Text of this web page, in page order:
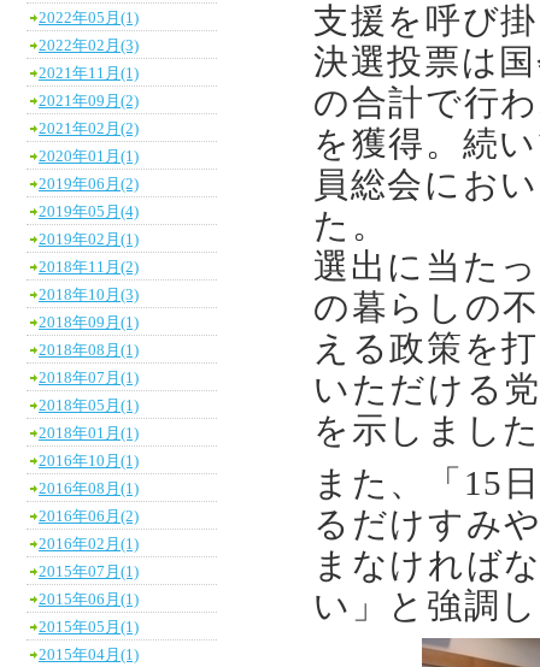
支援を呼び
決選投票は
の合計で行
を獲得。続
員総会にお
た。
選出に当た
の暮らしの
える政策を
いただける
を示しまし
また、「15
るだけすみ
まなければ
い」と強調
2022年05月(1)
2022年02月(3)
2021年11月(1)
2021年09月(2)
2021年02月(2)
2020年01月(1)
2019年06月(2)
2019年05月(4)
2019年02月(1)
2018年11月(2)
2018年10月(3)
2018年09月(1)
2018年08月(1)
2018年07月(1)
2018年05月(1)
2018年01月(1)
2016年10月(1)
2016年08月(1)
2016年06月(2)
2016年02月(1)
2015年07月(1)
2015年06月(1)
2015年05月(1)
2015年04月(1)